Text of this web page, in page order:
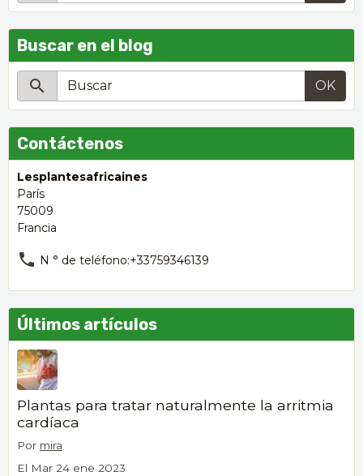
Buscar en el blog
OK
Contáctenos
Lesplantesafricaines
París
75009
Francia
N ° de teléfono:+33759346139
Últimos artículos
Plantas para tratar naturalmente la arritmia
cardíaca
Por mira
El Mar 24 ene 2023